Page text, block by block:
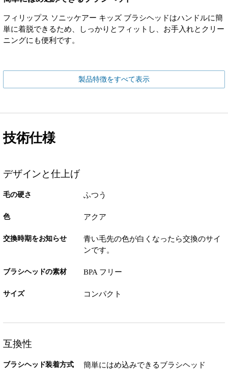
フィリップス ソニッケアー キッズ ブラシヘッドはハンドルに簡
単に着脱できるため、しっかりとフィットし、お手入れとクリー
ニングにも便利です。
製品特徴をすべて表示
技術仕様
デザインと仕上げ
毛の硬さ ふつう
色 アクア
交換時期をお知らせ
青い毛先の色が白くなったら交換のサイ
ンです。
ブラシヘッドの素材 BPA フリー
サイズ コンパクト
互換性
ブラシヘッド装着方式 簡単にはめ込みできるブラシヘッド